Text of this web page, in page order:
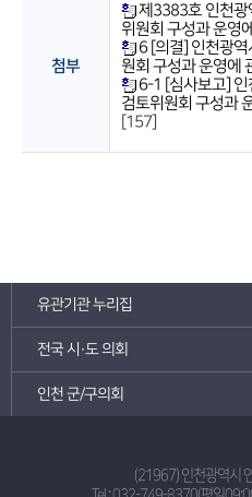
첨부
제3383호 인천광
위원회 구성과 운영
6 [의결] 인천광역
원회 구성과 운영에
6-1 [심사보고] 인
검토위원회 구성과
[157]
유관기관 누리집
전국 시·도 의회
인천 군/구의회
(21967) 인천광역시